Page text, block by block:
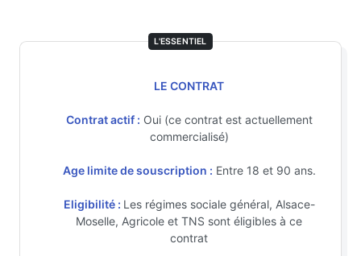
L'ESSENTIEL
LE CONTRAT
Contrat actif : Oui (ce contrat est actuellement
commercialisé)
Age limite de souscription : Entre 18 et 90 ans.
Eligibilité : Les régimes sociale général, Alsace-
Moselle, Agricole et TNS sont éligibles à ce
contrat